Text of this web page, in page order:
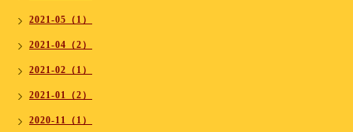
2021-05（1）
2021-04（2）
2021-02（1）
2021-01（2）
2020-11（1）